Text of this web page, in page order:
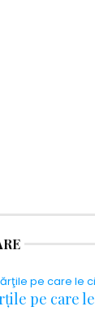
pe care le